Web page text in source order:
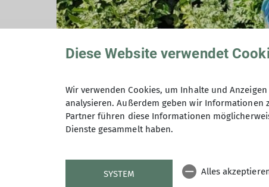
Diese Website verwendet
Wir verwenden Cookies, um Inhalte und
analysieren. Außerdem geben wir Informationen
Partner führen diese Informationen
Dienste gesammelt haben.
SYSTEM Alles